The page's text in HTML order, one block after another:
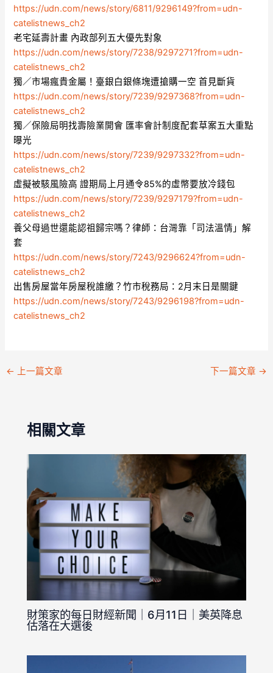
https://udn.com/news/story/6811/9296149?from=udn-
catelistnews_ch2
老宅延壽計畫 內政部列五大優先對象
https://udn.com/news/story/7238/9297271?from=udn-
catelistnews_ch2
獨／市場瘋貴金屬！臺銀白銀條塊遭搶購一空 首見斷貨
https://udn.com/news/story/7239/9297368?from=udn-
catelistnews_ch2
獨／保險局明找壽險業開會 匯率會計制度配套草案五大重點
曝光
https://udn.com/news/story/7239/9297332?from=udn-
catelistnews_ch2
虛擬被駭風險高 證期局上月通令85%的虛幣要放冷錢包
https://udn.com/news/story/7239/9297179?from=udn-
catelistnews_ch2
養父母過世還能認祖歸宗嗎？律師：台灣靠「司法溫情」解
套
https://udn.com/news/story/7243/9296624?from=udn-
catelistnews_ch2
出售房屋當年房屋稅誰繳？竹市稅務局：2月末日是關鍵
https://udn.com/news/story/7243/9296198?from=udn-
catelistnews_ch2
← 上一篇文章 下一篇文章 →
相關文章
財策家的每日財經新聞｜6月11日｜美英降息
估落在大選後